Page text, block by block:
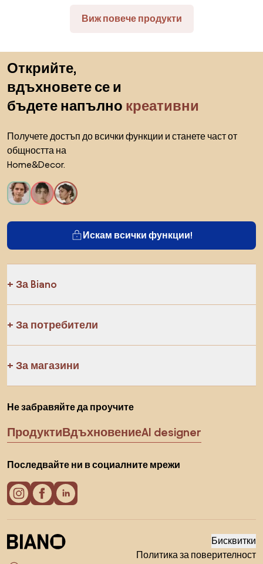
Виж повече продукти
Открийте,
вдъхновете се и
бъдете напълно креативни
Получете достъп до всички функции и станете част от
общността на
Home&Decor.
Искам всички функции!
За Biano
За потребители
За магазини
Не забравяйте да проучите
ПродуктиВдъхновениеAI designer
Последвайте ни в социалните мрежи
Бисквитки
Политика за поверителност